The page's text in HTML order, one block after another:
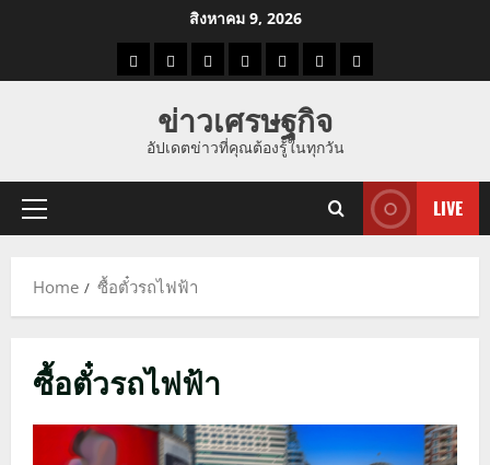
สิงหาคม 9, 2026
ราคาแนว
ราคา
ทอง
ข่าว
นี้
ข่าว
ดูด
ที่
ผู้ชาย
ข่าวเศรษฐกิจ
อัปเดตข่าวที่คุณต้องรู้ในทุกวัน
Primary
LIVE
Home ซื้อตั๋วรถไฟฟ้า
ซื้อตั๋วรถไฟฟ้า